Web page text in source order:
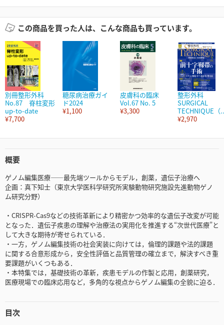
この商品を買った人は、こんな商品も買っています。
別冊整形外科
No.87 脊柱変形
up-to-date
¥7,700
糖尿病治療ガイ
ド2024
¥1,100
皮膚科の臨床
Vol.67 No. 5
¥3,300
整形外科
SURGICAL
TECHNIQUE（
¥2,970
概要
ゲノム編集医療――最先端ツールからモデル，創薬，遺伝子治療へ
企画：真下知士（東京大学医科学研究所実験動物研究施設先進動物ゲノ
ム研究分野）
・CRISPR-Cas9などの技術革新により精密かつ効率的な遺伝子改変が可能
となった．遺伝子疾患の理解や治療法の実用化を推進する“次世代医療”と
して大きな期待が寄せられている．
・一方，ゲノム編集技術の社会実装に向けては，倫理的課題や法的課題
に関する合意形成から，安全性評価と品質管理の確立まで，解決すべき重
要課題がいくつもある．
・本特集では，基礎技術の革新，疾患モデルの作製と応用，創薬研究，
医療現場での臨床応用など，多角的な視点からゲノム編集の全貌に迫る．
目次